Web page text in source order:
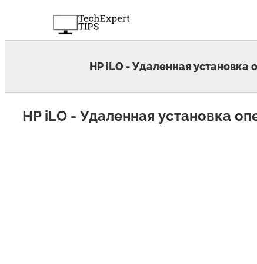
HP iLO - Удаленная
HP iLO - Удаленная установка